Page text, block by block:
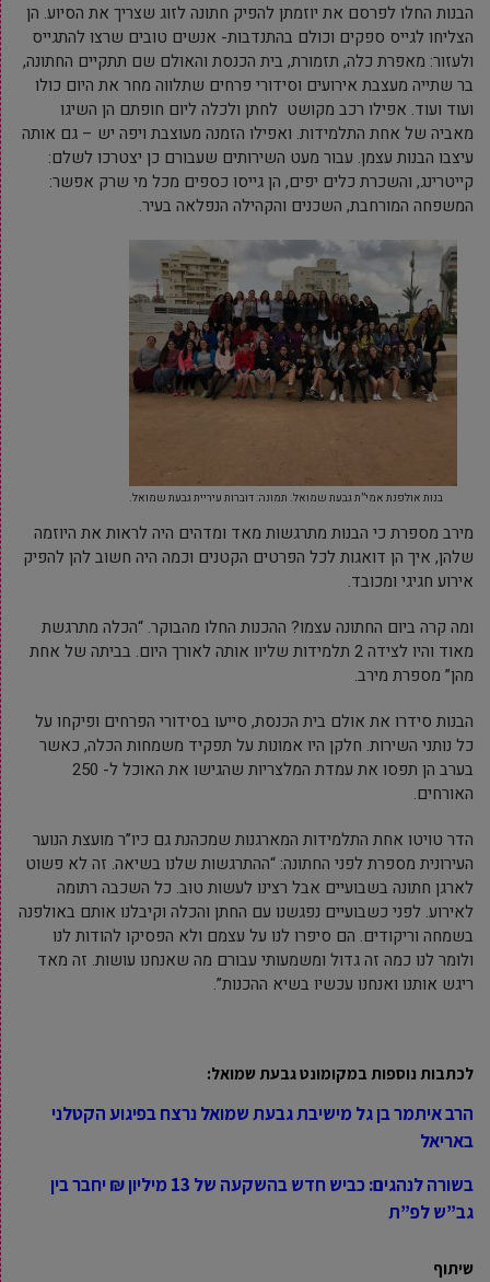
הבנות החלו לפרסם את יוזמתן להפיק חתונה לזוג שצריך את הסיוע. הן
הצליחו לגייס ספקים וכולם בהתנדבות- אנשים טובים שרצו להתגייס
ולעזור: מאפרת כלה, תזמורת, בית הכנסת והאולם שם תתקיים החתונה,
בר שתייה מעצבת אירועים וסידורי פרחים שתלווה מחר את היום כולו
ועוד ועוד. אפילו רכב מקושט לחתן ולכלה ליום חופתם הן השיגו
מאביה של אחת התלמידות. ואפילו הזמנה מעוצבת ויפה יש – גם אותה
עיצבו הבנות עצמן. עבור מעט השירותים שעבורם כן יצטרכו לשלם:
קייטרינג, והשכרת כלים יפים, הן גייסו כספים מכל מי שרק אפשר:
המשפחה המורחבת, השכנים והקהילה הנפלאה בעיר.
בנות אולפנת אמי”ת גבעת שמואל. תמונה: דוברות עיריית גבעת שמואל.
מירב מספרת כי הבנות מתרגשות מאד ומדהים היה לראות את היוזמה
שלהן, איך הן דואגות לכל הפרטים הקטנים וכמה היה חשוב להן להפיק
אירוע חגיגי ומכובד.
ומה קרה ביום החתונה עצמו? ההכנות החלו מהבוקר. “הכלה מתרגשת
מאוד והיו לצידה 2 תלמידות שליוו אותה לאורך היום. בביתה של אחת
מהן” מספרת מירב.
הבנות סידרו את אולם בית הכנסת, סייעו בסידורי הפרחים ופיקחו על
כל נותני השירות. חלקן היו אמונות על תפקיד משמחות הכלה, כאשר
בערב הן תפסו את עמדת המלצריות שהגישו את האוכל ל- 250
האורחים.
הדר טויטו אחת התלמידות המארגנות שמכהנת גם כיו”ר מועצת הנוער
העירונית מספרת לפני החתונה: “ההתרגשות שלנו בשיאה. זה לא פשוט
לארגן חתונה בשבועיים אבל רצינו לעשות טוב. כל השכבה רתומה
לאירוע. לפני כשבועיים נפגשנו עם החתן והכלה וקיבלנו אותם באולפנה
בשמחה וריקודים. הם סיפרו לנו על עצמם ולא הפסיקו להודות לנו
ולומר לנו כמה זה גדול ומשמעותי עבורם מה שאנחנו עושות. זה מאד
ריגש אותנו ואנחנו עכשיו בשיא ההכנות”.
לכתבות נוספות במקומונט גבעת שמואל:
הרב איתמר בן גל מישיבת גבעת שמואל נרצח בפיגוע הקטלני
באריאל
בשורה לנהגים: כביש חדש בהשקעה של 13 מיליון ₪ יחבר בין
גב”ש לפ”ת
שיתוף